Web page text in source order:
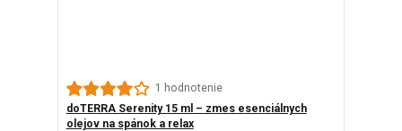
1 hodnotenie
doTERRA Serenity 15 ml – zmes esenciálnych
olejov na spánok a relax